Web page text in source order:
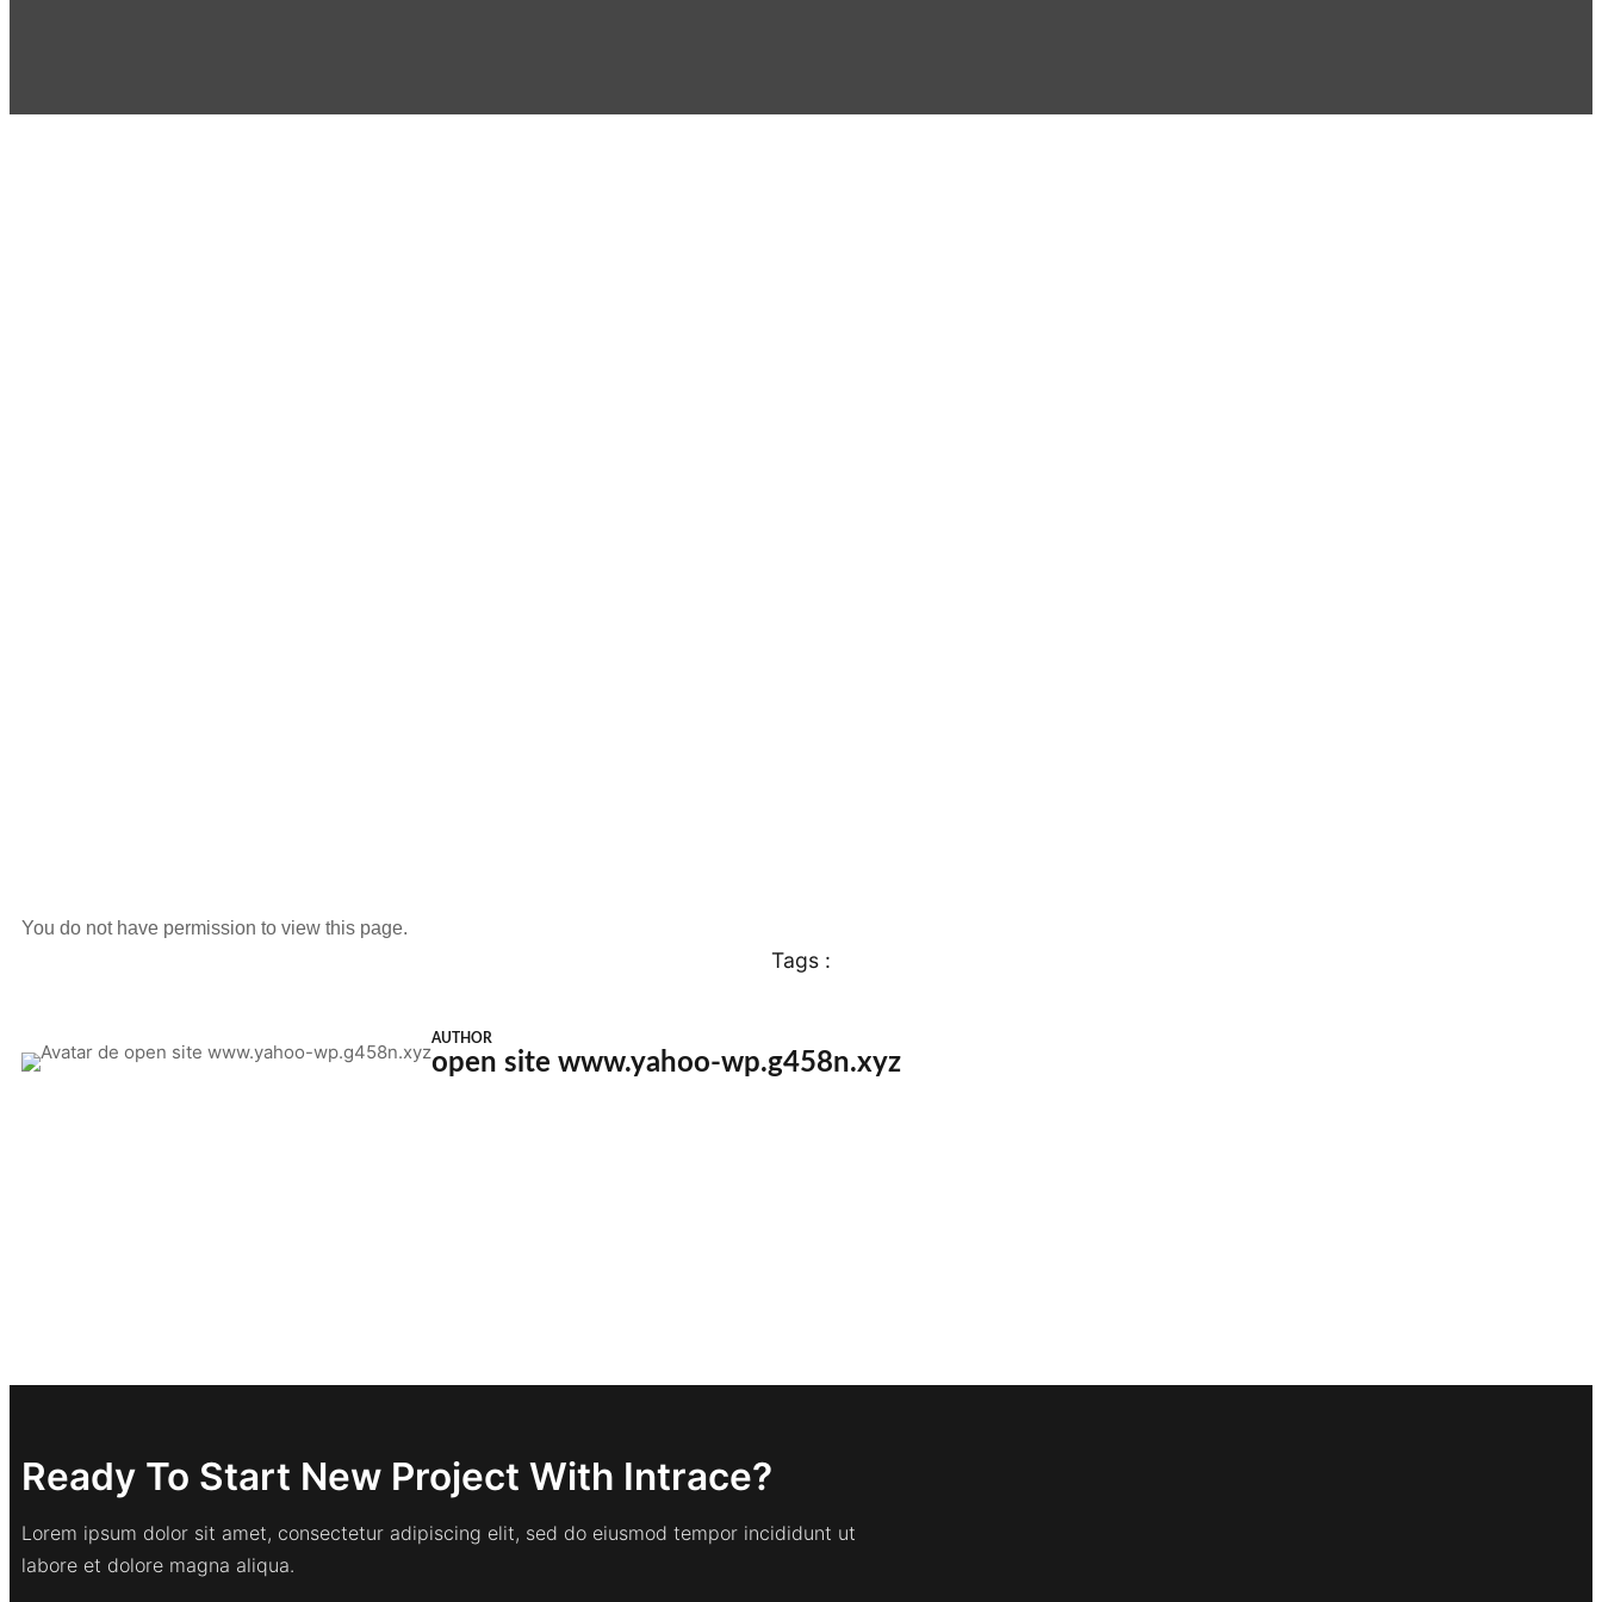
You do not have permission to view this page.
Tags :
AUTHOR
open site www.yahoo-wp.g458n.xyz
Ready To Start New Project With Intrace?
Lorem ipsum dolor sit amet, consectetur adipiscing elit, sed do eiusmod tempor incididunt ut
labore et dolore magna aliqua.